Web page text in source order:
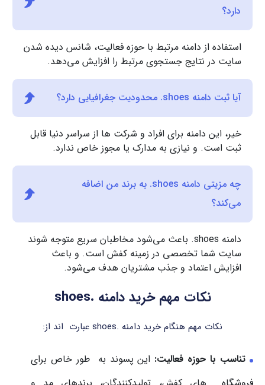
دارد؟
استفاده از دامنه مرتبط با حوزه فعالیت، شانس دیده شدن
سایت در نتایج جستجوی مرتبط را افزایش می‌دهد.
آیا ثبت دامنه ‎.shoes محدودیت جغرافیایی دارد؟
خیر، این دامنه برای افراد و شرکت‌ ها از سراسر دنیا قابل
ثبت است. و نیازی به مدارک یا مجوز خاص ندارد.
چه مزیتی دامنه ‎.shoes به برند من اضافه
می‌کند؟
دامنه ‎.shoes باعث می‌شود مخاطبان سریع متوجه شوند
سایت شما تخصصی در زمینه کفش است. و باعث
افزایش اعتماد و جذب مشتریان هدف می‌شود.
نکات مهم خرید دامنه .shoes
نکات مهم هنگام خرید دامنه .shoes عبارت اند از:
تناسب با حوزه فعالیت: این پسوند به طور خاص برای